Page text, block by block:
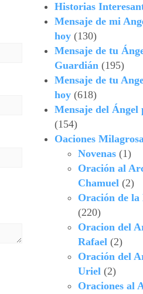
Historias
Mensaje de mi
hoy(130)
Mensaje de tu
Guardián(195)
Mensaje de tu
hoy(618)
Mensaje del Ángel
(154)
Oaciones
Novenas(1)
Oración al
Chamuel(2)
Oración de la
(220)
Oracion del
Rafael(2)
Oración del
Uriel(2)
Oraciones al